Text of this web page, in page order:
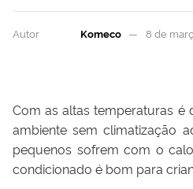
Autor Komeco 8 de
Com as altas temperaturas é
ambiente sem climatização
pequenos sofrem com o
condicionado é bom para